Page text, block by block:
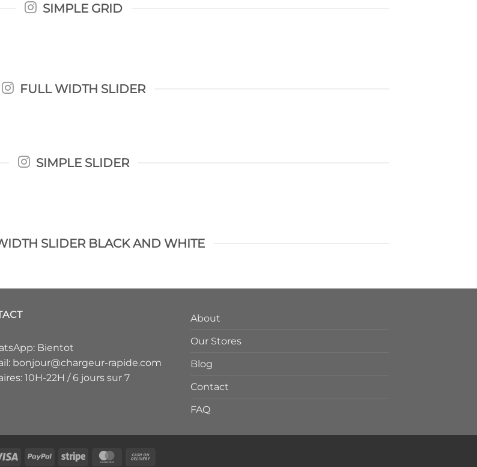
SIMPLE GRID
FULL WIDTH SLIDER
SIMPLE SLIDER
SLIDER BLACK AND WHITE
Bientot
bonjour@chargeur-rapide.com
10H-22H / 6 jours sur 7
About
Our Stores
Blog
Contact
FAQ
Visa PayPal Stripe MasterCard